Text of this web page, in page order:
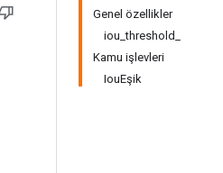
Genel özellikler
iou_threshold_
Kamu işlevleri
IouEşik